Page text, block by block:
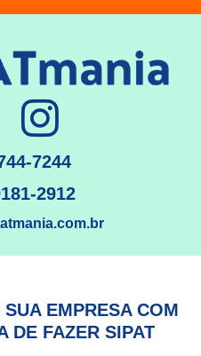
7244
2912
EMPRESA COM
DE FAZER SIPAT